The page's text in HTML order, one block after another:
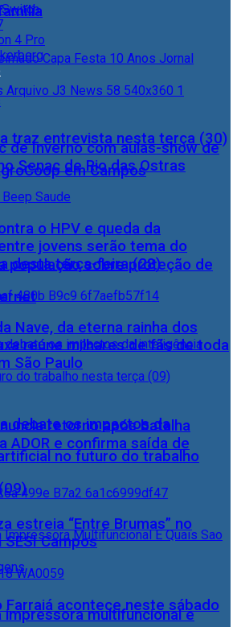
traz entrevista nesta terça (30)
em Campos
população sobre proteção de
debate os impactos da
no futuro do trabalho
impressora multifuncional e
4 Pro
de Inverno com aulas-show de
Senac de Rio das Ostras
o HPV e queda da
jovens serão tema do
desta terça-feira (28)
Nave, da eterna rainha dos
reúne milhares de fãs de toda
São Paulo
retorno após batalha
ADOR e confirma saída de
estreia “Entre Brumas” no
Campos
Farraiá acontece neste sábado